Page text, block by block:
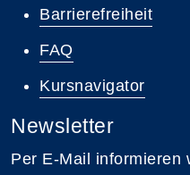
Barrierefreiheit
FAQ
Kursnavigator
Newsletter
Per E-Mail informieren